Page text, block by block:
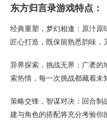
东方归言录游戏特点：
经典重塑，梦幻相逢：原汁原
匠心打造，既保留熟悉韵味，
异界探索，挑战无界：广袤的
索热情，每一次挑战都藏着未
策略交锋，智谋对决：回合制
建与角色的搭配将充分考验你